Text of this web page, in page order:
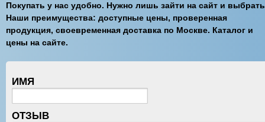
Покупать у нас удобно. Нужно лишь зайти на сайт и
Наши преимущества: доступные цены, проверенная
продукция, своевременная доставка по Москве. Каталог и
цены на сайте.
ИМЯ
ОТЗЫВ